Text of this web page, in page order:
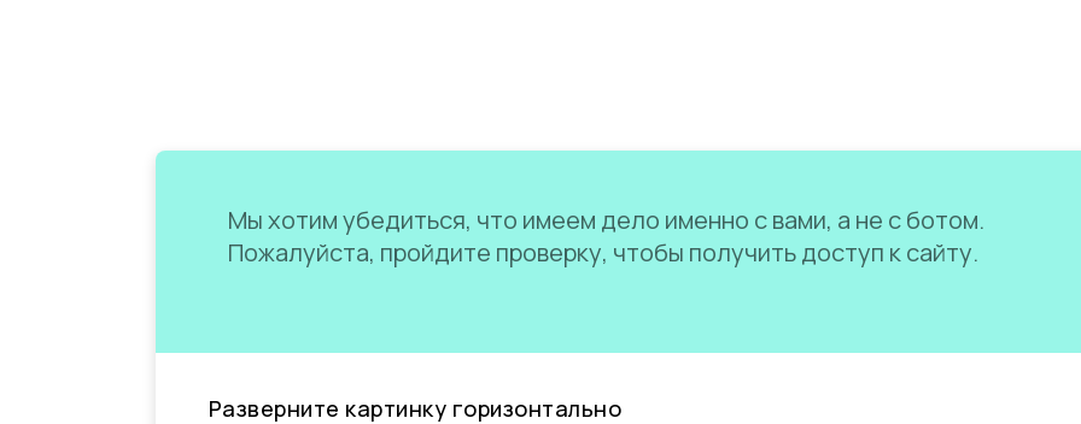
Мы хотим убедиться, что имеем дело именно с вами, а не с ботом.
Пожалуйста, пройдите проверку, чтобы получить доступ к сайту.
Разверните картинку горизонтально